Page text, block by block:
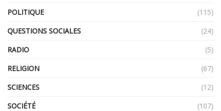
POLITIQUE
(115)
QUESTIONS SOCIALES
(24)
RADIO
(5)
RELIGION
(67)
SCIENCES
(12)
SOCIÉTÉ
(107)